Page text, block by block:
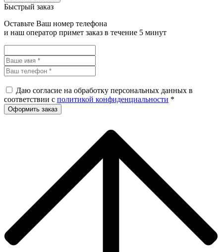
Быстрый заказ
Оставьте Ваш номер телефона
и наш оператор примет заказ в течение 5 минут
Даю согласие на обработку персональных данных в
соответствии с политикой конфиденциальности *